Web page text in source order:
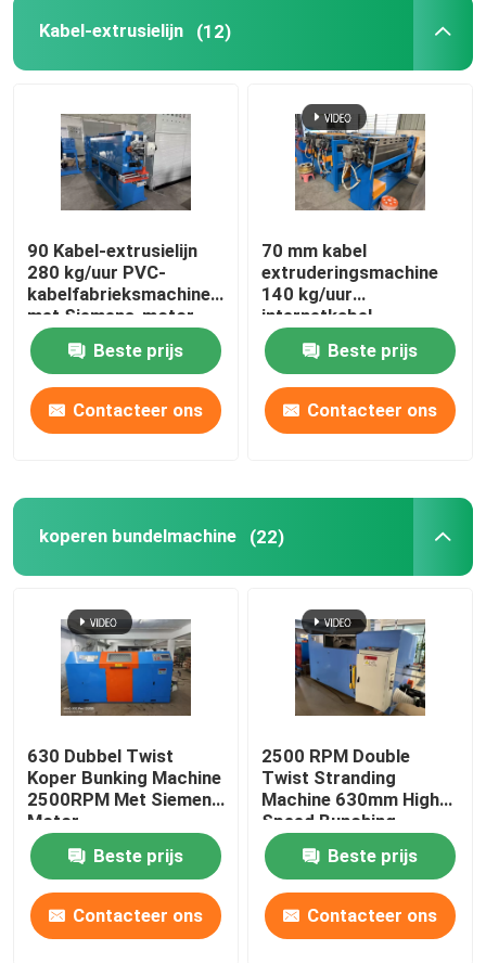
Kabel-extrusielijn (12)
90 Kabel-extrusielijn
280 kg/uur PVC-
kabelfabrieksmachine
met Siemens-motor
Beste prijs
Contacteer ons
70 mm kabel
extruderingsmachine
140 kg/uur
internetkabel
productielijn
Beste prijs
Contacteer ons
koperen bundelmachine (22)
630 Dubbel Twist
Koper Bunking Machine
2500RPM Met Siemens
Motor
Beste prijs
Contacteer ons
2500 RPM Double
Twist Stranding
Machine 630mm High
Speed Bunching
Machine
Beste prijs
Contacteer ons